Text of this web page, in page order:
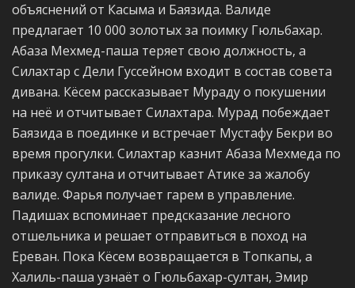
объяснений от Касыма и Баязида. Валиде
предлагает 10 000 золотых за поимку Гюльбахар.
Абаза Мехмед-паша теряет свою должность, а
Силахтар с Дели Гуссейном входит в состав совета
дивана. Кёсем рассказывает Мураду о покушении
на неё и отчитывает Силахтара. Мурад побеждает
Баязида в поединке и встречает Мустафу Бекри во
время прогулки. Силахтар казнит Абаза Мехмеда по
приказу султана и отчитывает Атике за жалобу
валиде. Фарья получает гарем в управление.
Падишах вспоминает предсказание лесного
отшельника и решает отправиться в поход на
Ереван. Пока Кёсем возвращается в Топкапы, а
Халиль-паша узнаёт о Гюльбахар-султан, Эмир